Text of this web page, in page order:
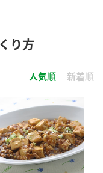
調味酢
ぽん酢
り方
人気順 新着順